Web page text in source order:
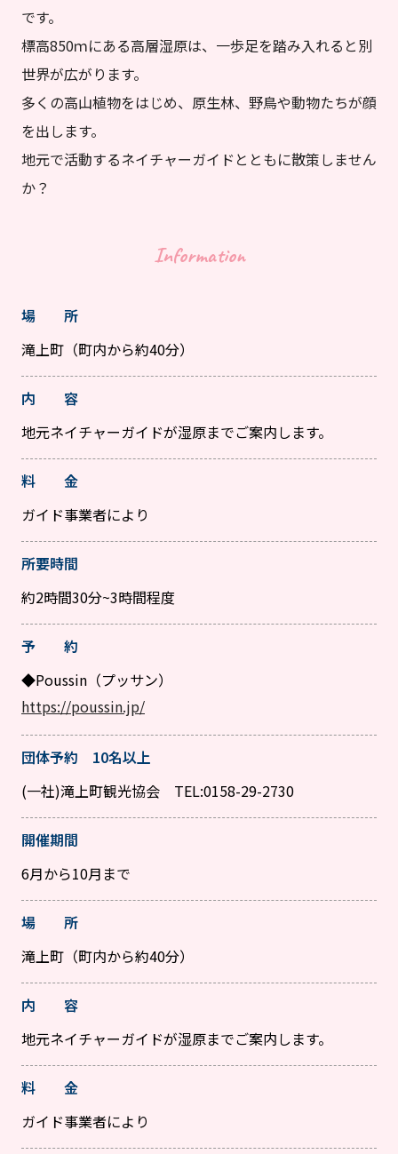
です。
標高850ｍにある高層湿原は、一歩足を踏み入れると別
世界が広がります。
多くの高山植物をはじめ、原生林、野鳥や動物たちが顔
を出します。
地元で活動するネイチャーガイドとともに散策しません
か？
Information
場 所
滝上町（町内から約40分）
内 容
地元ネイチャーガイドが湿原までご案内します。
料 金
ガイド事業者により
所要時間
約2時間30分~3時間程度
予 約
◆Poussin（プッサン）
https://poussin.jp/
団体予約 10名以上
(一社)滝上町観光協会 TEL:0158-29-2730
開催期間
6月から10月まで
場 所
滝上町（町内から約40分）
内 容
地元ネイチャーガイドが湿原までご案内します。
料 金
ガイド事業者により